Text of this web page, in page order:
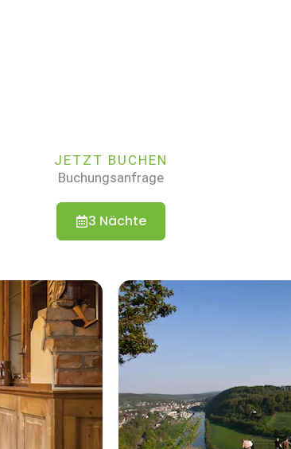
JETZT BUCHEN
Buchungsanfrage
3 Nächte